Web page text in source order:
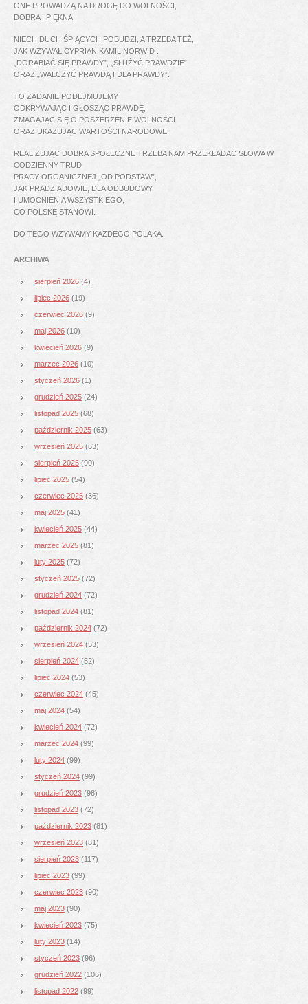
ONE PROWADZĄ NA DROGĘ DO WOLNOŚCI,
DOBRA I PIĘKNA.
NIECH DUCH ŚPIĄCYCH POBUDZI, A TRZEBA TEŻ,
JAK WZYWAŁ CYPRIAN KAMIL NORWID :
„DORABIAĆ SIĘ PRAWDY”, „SŁUŻYĆ PRAWDZIE”
ORAZ „WALCZYĆ PRAWDĄ I DLA PRAWDY”.
TO ZADANIE PODEJMUJEMY
ODKRYWAJĄC I GŁOSZĄC PRAWDĘ,
ZMAGAJĄC SIĘ O POSZERZENIE WOLNOŚCI
ORAZ UKAZUJĄC WARTOŚCI NARODOWE.
REALIZUJĄC DOBRA SPOŁECZNE TRZEBA NAM PRZEKŁADAĆ SŁOWA W
CODZIENNY TRUD
PRACY ORGANICZNEJ „OD PODSTAW”,
JAK PRADZIADOWIE, DLA ODBUDOWY
I UMOCNIENIA WSZYSTKIEGO,
CO POLSKĘ STANOWI.
DO TEGO WZYWAMY KAŻDEGO POLAKA.
ARCHIWA
sierpień 2026 (4)
lipiec 2026 (19)
czerwiec 2026 (9)
maj 2026 (10)
kwiecień 2026 (9)
marzec 2026 (10)
styczeń 2026 (1)
grudzień 2025 (24)
listopad 2025 (68)
październik 2025 (63)
wrzesień 2025 (63)
sierpień 2025 (90)
lipiec 2025 (54)
czerwiec 2025 (36)
maj 2025 (41)
kwiecień 2025 (44)
marzec 2025 (81)
luty 2025 (72)
styczeń 2025 (72)
grudzień 2024 (72)
listopad 2024 (81)
październik 2024 (72)
wrzesień 2024 (53)
sierpień 2024 (52)
lipiec 2024 (53)
czerwiec 2024 (45)
maj 2024 (54)
kwiecień 2024 (72)
marzec 2024 (99)
luty 2024 (99)
styczeń 2024 (99)
grudzień 2023 (98)
listopad 2023 (72)
październik 2023 (81)
wrzesień 2023 (81)
sierpień 2023 (117)
lipiec 2023 (99)
czerwiec 2023 (90)
maj 2023 (90)
kwiecień 2023 (75)
luty 2023 (14)
styczeń 2023 (96)
grudzień 2022 (106)
listopad 2022 (99)